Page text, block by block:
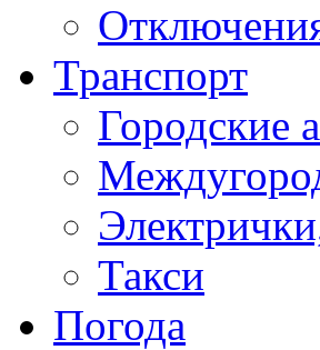
Транспорт
Городские
Такси
Погода